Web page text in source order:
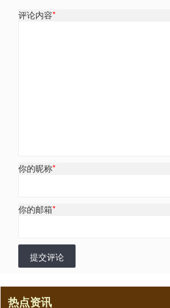
评论内容*
你的昵称*
你的邮箱*
提交评论
热点资讯